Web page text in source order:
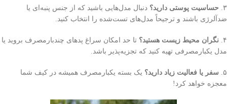
۳. حساسیت پوستی دارید؟ دنبال مدل‌هایی باشید که از جنس پنبه‌ای یا
ضدآلرژی باشند و ترجیحاً مدل‌های تست‌شده را انتخاب کنید.
۴. نگران محیط زیست هستید؟ تا حد امکان سراغ پدهای چندبارمصرف بروید یا
مدل یکبارمصرفی تهیه کنید که تجزیه‌پذیر باشد.
۵. سفر یا فعالیت زیاد دارید؟ یک بسته یکبارمصرف همیشه در کیف شما
معجزه خواهد کرد!